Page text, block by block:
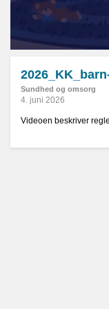
Sundhed og omsorg
4. juni 2026
Videoen beskriver